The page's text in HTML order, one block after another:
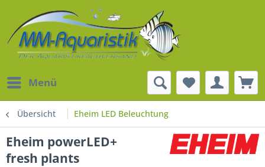
Menü
Übersicht Eheim LED Beleuchtung
Eheim powerLED+
fresh plants